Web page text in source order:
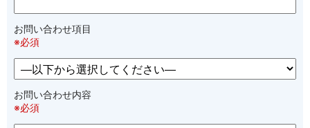
お問い合わせ項目
※必須
お問い合わせ内容
※必須